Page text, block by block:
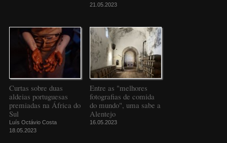
21.05.2023
Curtas sobre duas
aldeias portuguesas
premiadas na África do
Sul
Luís Octávio Costa
18.05.2023
Entre as "melhores
fotografias de comida
do mundo", uma sabe a
Alentejo
16.05.2023